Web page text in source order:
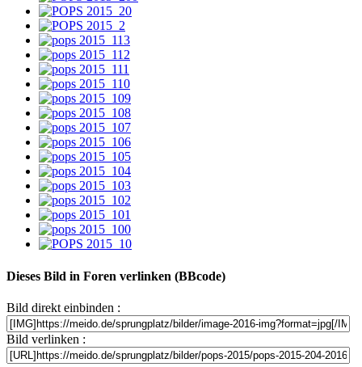
Dieses Bild in Foren verlinken (BBcode)
Bild direkt einbinden :
Bild verlinken :